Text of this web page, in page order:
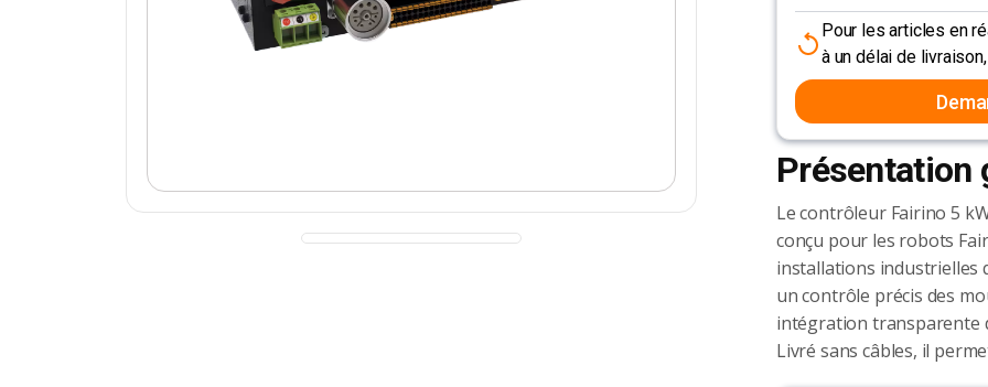
Pour les articles en
à un délai de
Présentation
Le contrôleur Fairino 5
conçu pour les robots
installations industrielles
un contrôle précis des
intégration transparente
Livré sans câbles, il